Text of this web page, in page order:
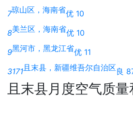
7琼山区，海南省优 10
8美兰区，海南省优 10
9黑河市，黑龙江省优 11
3171且末县，新疆维吾尔自治区良
且末县月度空气质